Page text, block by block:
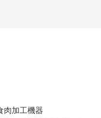
肉加工機器